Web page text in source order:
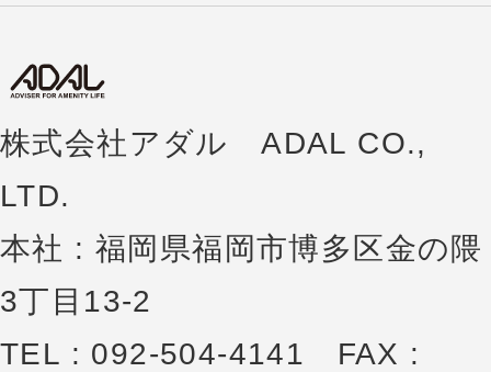
株式会社アダル ADAL CO.,
LTD.
本社 : 福岡県福岡市博多区金の隈
3丁目13-2
TEL : 092-504-4141 FAX :